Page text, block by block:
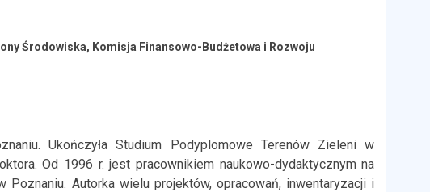
Środowiska, Komisja Finansowo-Budżetowa i Rozwoju
Ukończyła Studium Podyplomowe Terenów Zieleni w
Od 1996 r. jest pracownikiem naukowo-dydaktycznym na
Poznaniu. Autorka wielu projektów, opracowań, inwentaryzacji i